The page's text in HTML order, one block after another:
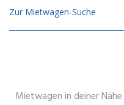
Zur Mietwagen-Suche
Mietwagen in deiner Nähe